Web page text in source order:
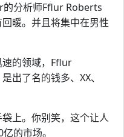
分析师Fflur Roberts
暖。并且将集中在男性
速的领域，Fflur
出了名的钱多、XX、
上。你别笑，这个让人
的市场。